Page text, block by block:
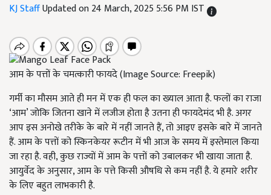
KJ StaffUpdated on 24 March, 2025 5:56 PM IST
आम के पत्तों के चमत्कारी फायदे (Image Source: Freepik)
गर्मी का मौसम आते ही मन में एक ही फल का ख्याल आता है. फलों का राजा
‘आम’ जोकि जितना खाने में लजीज होता है उतना ही फायदेमंद भी है. अगर
आप इस अनोखे तरीके के बारे में नहीं जानते हैं, तो आइए इसके बारे में जानते
हैं. आम के पत्तों को स्किनकेयर रूटीन में भी आज के समय में इस्तेमाल किया
जा रहा है. वही, कुछ राज्यों में आम के पत्तों को उबालकर भी खाया जाता है.
आयुर्वेद के अनुसार, आम के पत्ते किसी औषधि से कम नहीं है. ये हमारे शरीर
के लिए बहुत लाभकारी है.